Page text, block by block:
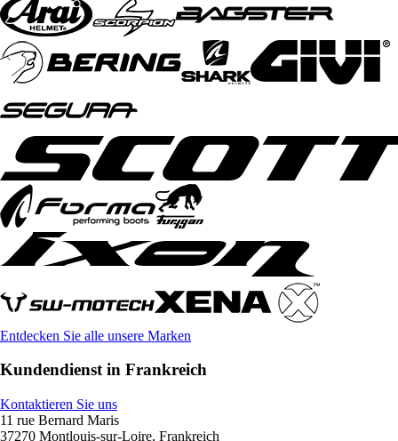
Entdecken Sie alle unsere Marken
Kundendienst in Frankreich
Kontaktieren Sie uns
11 rue Bernard Maris
37270 Montlouis-sur-Loire, Frankreich